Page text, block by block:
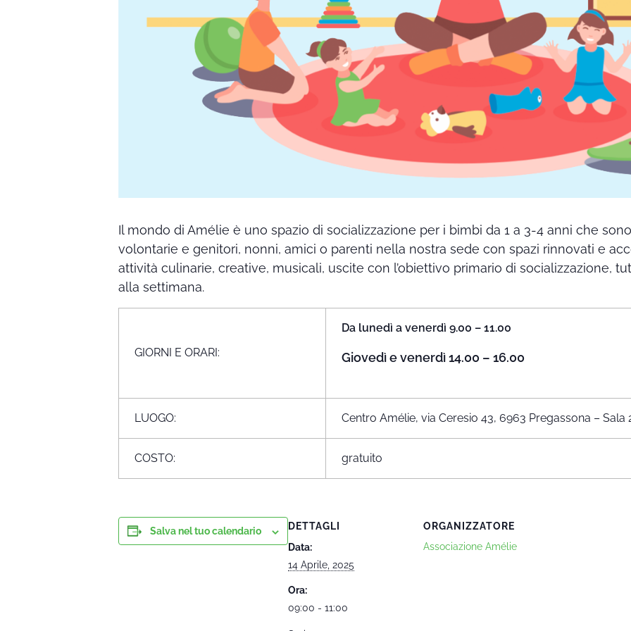
Il mondo di Amélie è uno spazio di socializzazione per i bimbi da 1 a 3-4 anni che
volontarie e genitori, nonni, amici o parenti nella nostra sede con spazi rinnovati e
attività culinarie, creative, musicali, uscite con l’obiettivo primario di socializzazione,
alla settimana.
GIORNI E ORARI:
Da lunedì a venerdì 9.00 – 11.00
Giovedì e venerdì 14.00 – 16.00
LUOGO: Centro Amélie, via Ceresio 43, 6963 Pregassona – Sala
COSTO: gratuito
Salva nel tuo calendario
DETTAGLI
Data:
14 Aprile, 2025
Ora:
09:00 - 11:00
ORGANIZZATORE
Associazione Amélie